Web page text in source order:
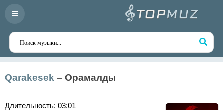
Qarakesek – Орамалды
Длительность: 03:01